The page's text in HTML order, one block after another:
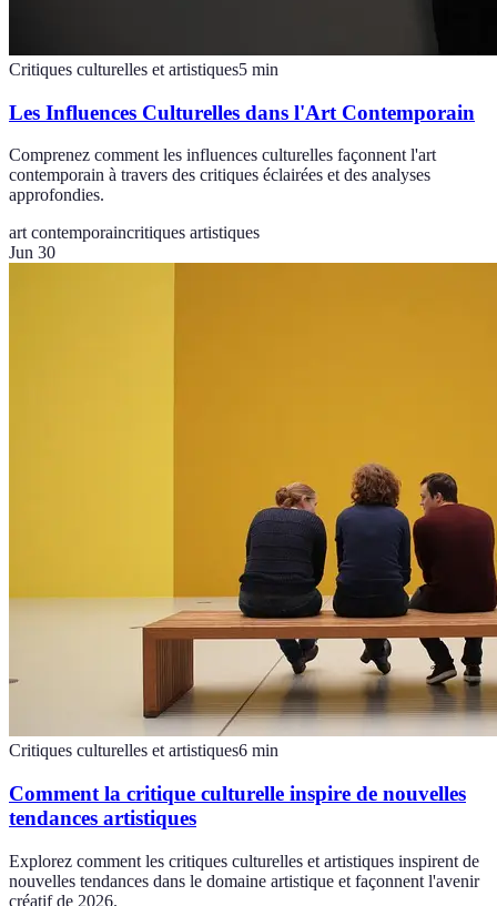
Critiques culturelles et artistiques5 min
Les Influences Culturelles dans l'Art Contemporain
Comprenez comment les influences culturelles façonnent l'art
contemporain à travers des critiques éclairées et des analyses
approfondies.
art contemporaincritiques artistiques
Jun 30
Critiques culturelles et artistiques6 min
Comment la critique culturelle inspire de nouvelles
tendances artistiques
Explorez comment les critiques culturelles et artistiques inspirent de
nouvelles tendances dans le domaine artistique et façonnent l'avenir
créatif de 2026.